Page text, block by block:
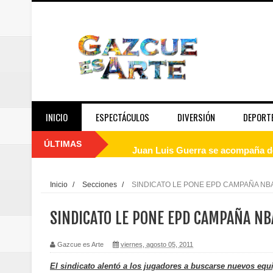
INICIO ESPECTÁCULOS DIVERSIÓN
ÚLTIMAS Juan Luis Guerra se acompaña
Embajada dominicana en
Pavel Núñez y su Bipolarband
Inicio / Secciones / SINDICATO LE PONE EPD CAMPAÑA
SINDICATO LE PONE EPD CAMPAÑA
Gazcue es Arte viernes, agosto 05, 2011
El sindicato alentó a los jugadores a buscarse nuevos